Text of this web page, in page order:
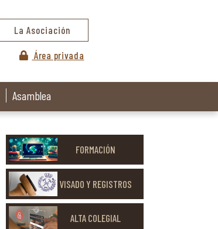
La Asociación
Área privada
Asamblea
FORMACIÓN
VISADO Y REGISTROS
ALTA COLEGIAL